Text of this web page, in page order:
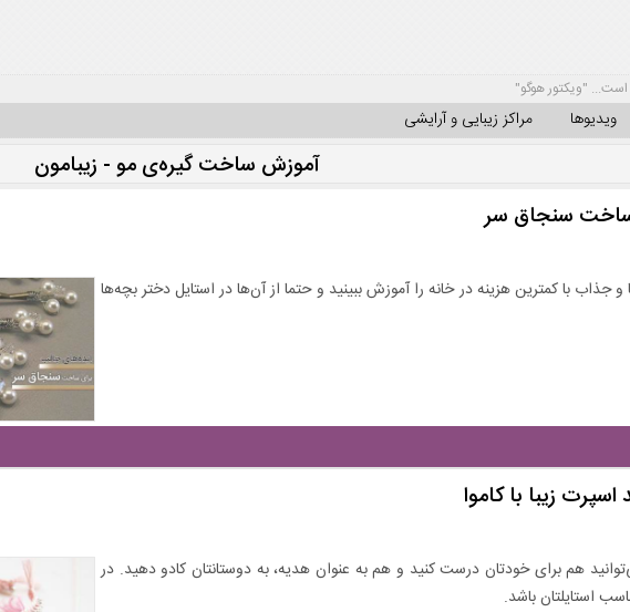
"ویکتور هوگو"
ویدیوها مراکز زیبایی و آرایشی
آموزش ساخت گیره‌ی مو - زیبامون
ساخت سنجاق سر
با کمترین هزینه در خانه را آموزش ببینید و حتما از آن‌ها در استایل دختر بچه‌ها
زیبا با کاموا
هم برای خودتان درست کنید و هم به عنوان هدیه، به دوستانتان کادو دهید. در
استایلتان باشد.